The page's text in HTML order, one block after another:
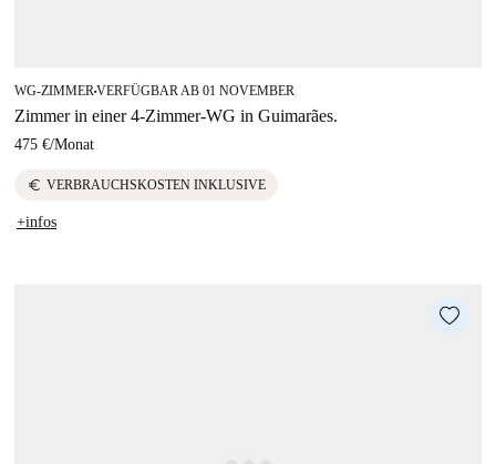
WG-ZIMMER■VERFÜGBAR AB 01 NOVEMBER
Zimmer in einer 4-Zimmer-WG in Guimarães.
475 €/Monat
euro VERBRAUCHSKOSTEN INKLUSIVE
+infos